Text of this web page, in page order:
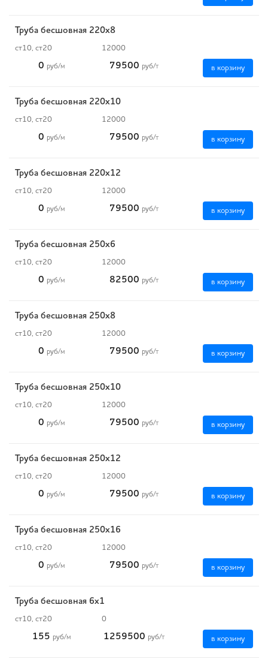
Труба бесшовная 220х8
ст10, ст20 12000
0 руб/м 79500 руб/т в корзину
Труба бесшовная 220х10
ст10, ст20 12000
0 руб/м 79500 руб/т в корзину
Труба бесшовная 220х12
ст10, ст20 12000
0 руб/м 79500 руб/т в корзину
Труба бесшовная 250х6
ст10, ст20 12000
0 руб/м 82500 руб/т в корзину
Труба бесшовная 250х8
ст10, ст20 12000
0 руб/м 79500 руб/т в корзину
Труба бесшовная 250х10
ст10, ст20 12000
0 руб/м 79500 руб/т в корзину
Труба бесшовная 250х12
ст10, ст20 12000
0 руб/м 79500 руб/т в корзину
Труба бесшовная 250х16
ст10, ст20 12000
0 руб/м 79500 руб/т в корзину
Труба бесшовная 6х1
ст10, ст20 0
155 руб/м 1259500 руб/т в корзину